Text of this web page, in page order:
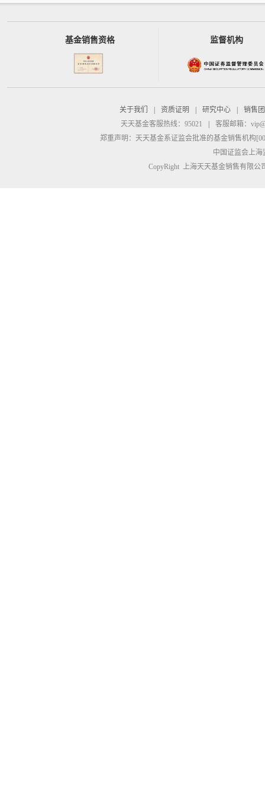
基金销售资格 监督机构
关于我们 资质证明 研究中心
销售
天天基金客服热线：95021
客服邮箱：
郑重声明： 天天基金系证监会批准的基金销售机构
中国证监会上
CopyRight 上海天天基金销售有限